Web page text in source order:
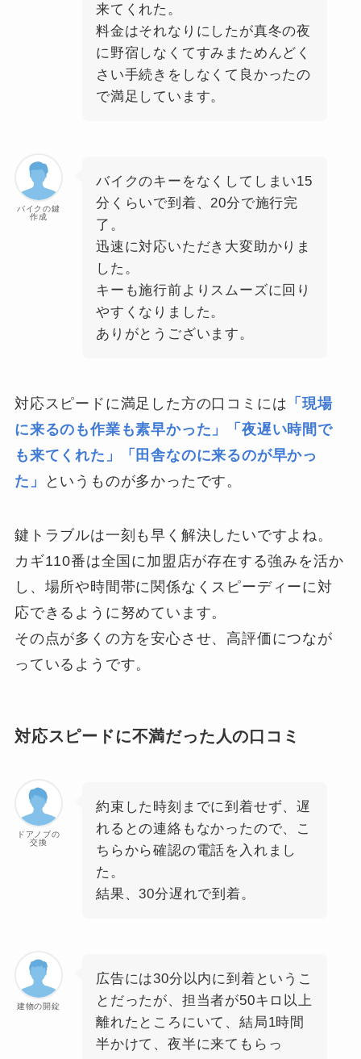
来てくれた。
料金はそれなりにしたが真冬の夜
に野宿しなくてすみまためんどく
さい手続きをしなくて良かったの
で満足しています。
バイクの鍵
作成
バイクのキーをなくしてしまい15
分くらいで到着、20分で施行完
了。
迅速に対応いただき大変助かりま
した。
キーも施行前よりスムーズに回り
やすくなりました。
ありがとうございます。
対応スピードに満足した方の口コミには 「現場
に来るのも作業も素早かった」「夜遅い時間で
も来てくれた」「田舎なのに来るのが早かっ
た」
というものが多かったです。
鍵トラブルは一刻も早く解決したいですよね。
カギ110番は全国に加盟店が存在する強みを活か
し、場所や時間帯に関係なくスピーディーに対
応できるように努めています。
その点が多くの方を安心させ、高評価につなが
っているようです。
対応スピードに不満だった人の口コミ
ドアノブの
交換
約束した時刻までに到着せず、遅
れるとの連絡もなかったので、こ
ちらから確認の電話を入れまし
た。
結果、30分遅れで到着。
建物の開錠
広告には30分以内に到着というこ
とだったが、担当者が50キロ以上
離れたところにいて、結局1時間
半かけて、夜半に来てもらっ